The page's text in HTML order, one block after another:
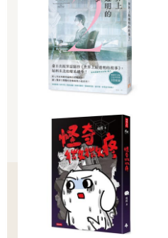
「證據呢？」維克多看起來興趣 。
「刻在海灘岩石上的一顆愛心。」
「你又在說故事了！忘了你的童
不會更好？」
「咱們先去海灘吧！你不是剛買
「你瘋啦！海邊距離這裡有一 多
有閒功夫理會一個小鬼頭的胡思
「可是你願意把我的故事寫下來啊